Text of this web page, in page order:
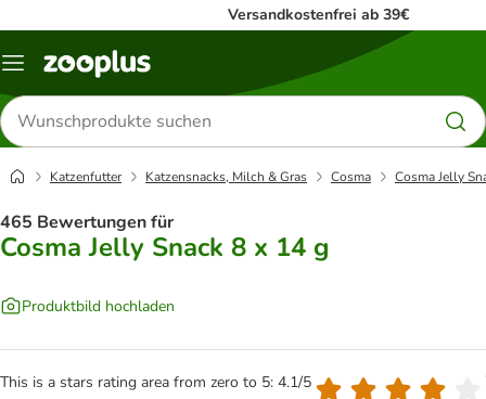
Versandkostenfrei ab 39€
Menü
Produkte
suchen
Katzenfutter Katzensnacks, Milch & Gras Cosma Cosma Jelly
465 Bewertungen für
Cosma Jelly Snack 8 x 14 g
Produktbild hochladen
This is a stars rating area from zero to 5: 4.1/5